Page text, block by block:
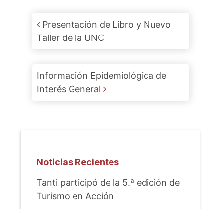
Post navigation
Presentación de Libro y Nuevo
Taller de la UNC
Información Epidemiológica de
Interés General
Noticias Recientes
Tanti participó de la 5.ª edición de
Turismo en Acción